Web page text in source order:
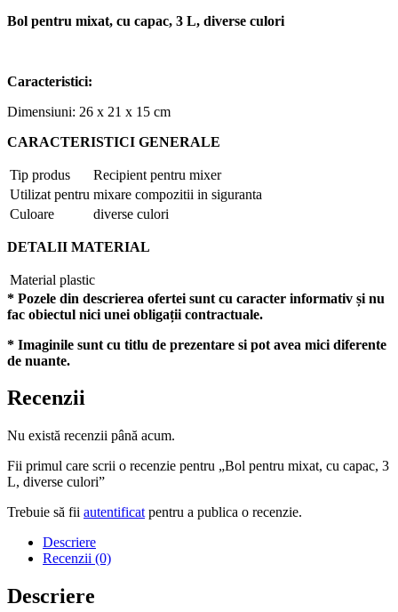
Bol pentru mixat, cu capac, 3 L, diverse culori
Caracteristici:
Dimensiuni: 26 x 21 x 15 cm
CARACTERISTICI GENERALE
Tip produs
Recipient pentru mixer
Utilizat pentru mixare compozitii in siguranta
Culoare
diverse culori
DETALII MATERIAL
Material plastic
* Pozele din descrierea ofertei sunt cu caracter informativ și nu
fac obiectul nici unei obligații contractuale.
* Imaginile sunt cu titlu de prezentare si pot avea mici diferente
de nuante.
Recenzii
Nu există recenzii până acum.
Fii primul care scrii o recenzie pentru „Bol pentru mixat, cu capac, 3
L, diverse culori”
Trebuie să fii autentificat pentru a publica o recenzie.
Descriere
Recenzii (0)
Descriere